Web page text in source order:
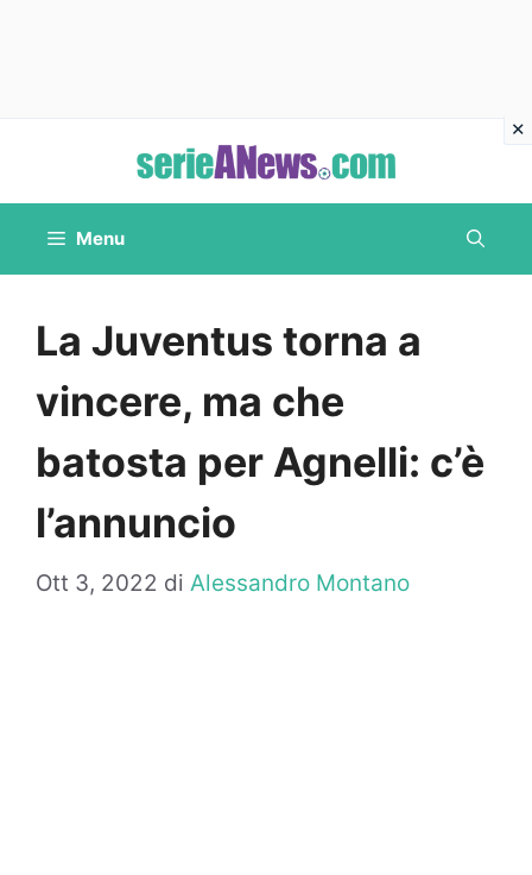
contenuto
Menu
La Juventus torna a
vincere, ma che
batosta per Agnelli: c’è
l’annuncio
Ott 3, 2022 di Alessandro Montano